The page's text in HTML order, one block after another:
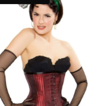
Steel
Boned
Shadow
Stripe
Red
Underbust
Corset